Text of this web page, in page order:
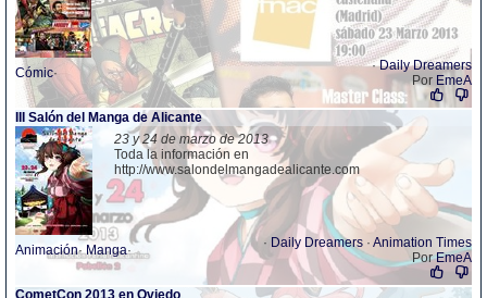
Cómic· ·Daily Dreamers
Por EmeA
III Salón del Manga de Alicante
23 y 24 de marzo de 2013
Toda la información en
http://www.salondelmangadealicante.com
Animación·Manga· · Daily Dreamers · Animation Times
PorEmeA
CometCon 2013 en Oviedo